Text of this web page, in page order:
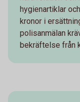
hygienartiklar
kronor i
polisanmälan
bekräftelse från